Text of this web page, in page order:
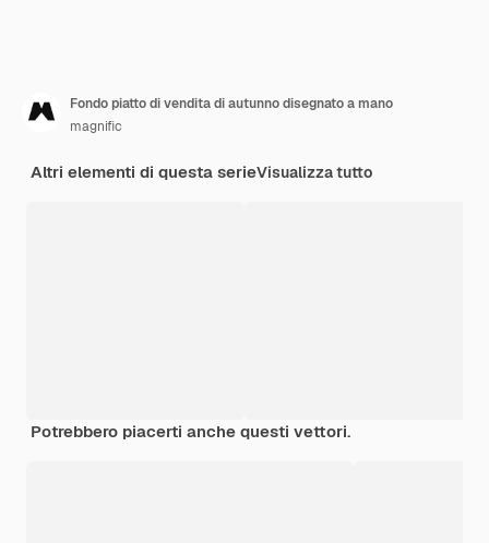
Fondo piatto di vendita di autunno disegnato a mano
magnific
Altri elementi di questa serieVisualizza tutto
Potrebbero piacerti anche questi vettori.